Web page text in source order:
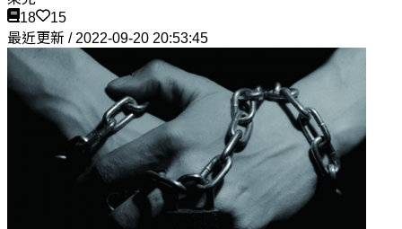
18
15
最近更新 / 2022-09-20 20:53:45